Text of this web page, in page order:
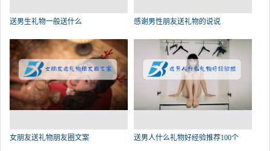
送男生礼物一般送什么 感谢男性朋友送礼物的说说
女朋友送礼物朋友圈文案 送男人什么礼物好经验推荐100个